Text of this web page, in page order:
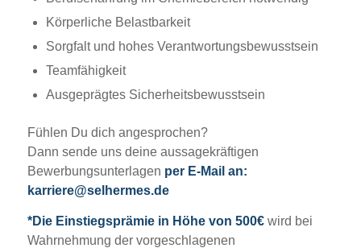
Körperliche Belastbarkeit
Sorgfalt und hohes Verantwortungsbewusstsein
Teamfähigkeit
Ausgeprägtes Sicherheitsbewusstsein
Fühlen Du dich angesprochen?
Dann sende uns deine aussagekräftigen
Bewerbungsunterlagen per E-Mail an:
karriere@selhermes.de
*Die Einstiegsprämie in Höhe von 500€ wird bei
Wahrnehmung der vorgeschlagenen